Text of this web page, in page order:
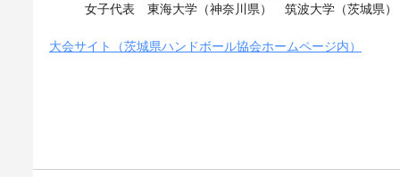
女子代表　東海大学（神奈川県）　筑波大学（茨城県）
大会サイト（茨城県ハンドボール協会ホームページ内）